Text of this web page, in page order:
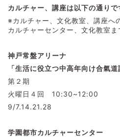
カルチャー、講座は以下の通りで
※カルチャー、文化教室、講座へ
カルチャーセンター、文化教室ま
神戸常盤アリーナ
「生活に役立つ中高年向け合氣道
第２期
火曜日４回 10:30~12:00
9/7.14.21.28
学園都市カルチャーセンター